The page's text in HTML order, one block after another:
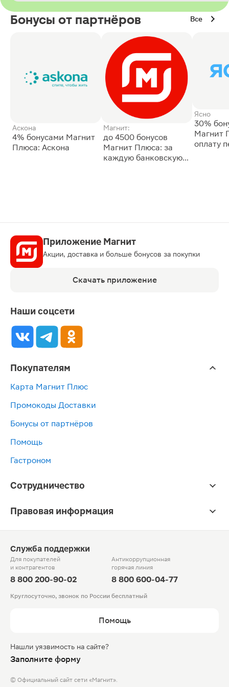
Бонусы от партнёров Все
Аскона
4% бонусами Магнит
Плюса: Аскона
Магнит:
до 4500 бонусов
Магнит Плюса: за
каждую банковскую
Ясно
30%
Магнит
оплату
Приложение Магнит
Акции, доставка и больше бонусов за покупки
Скачать приложение
Наши соцсети
Покупателям
Карта Магнит Плюс
Промокоды Доставки
Бонусы от партнёров
Помощь
Гастроном
Сотрудничество
Правовая информация
Служба поддержки
Для покупателей
и контрагентов
8 800 200-90-02
Антикоррупционная
горячая линия
8 800 600-04-77
Круглосуточно, звонок по России бесплатный
Помощь
Нашли уязвимость на сайте?
Заполните форму
© Официальный сайт сети «Магнит».